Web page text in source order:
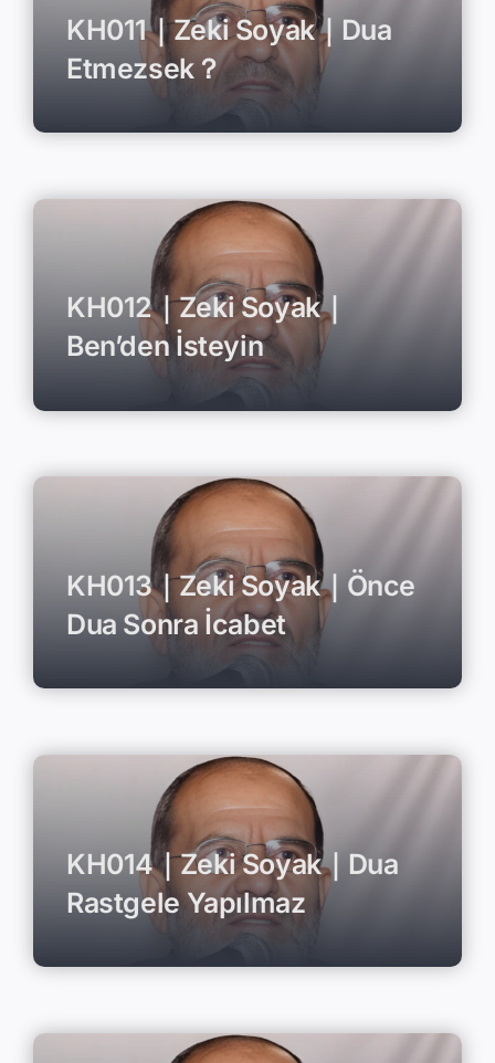
KH011｜Zeki Soyak｜Dua
Etmezsek？
KH012｜Zeki Soyak｜
Ben’den İsteyin
KH013｜Zeki Soyak｜Önce
Dua Sonra İcabet
KH014｜Zeki Soyak｜Dua
Rastgele Yapılmaz